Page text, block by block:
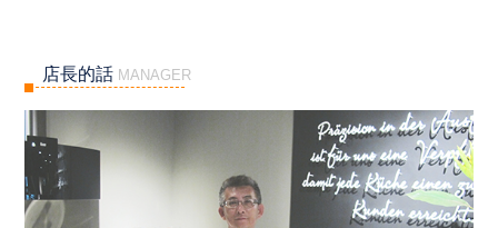
店長的話 MANAGER